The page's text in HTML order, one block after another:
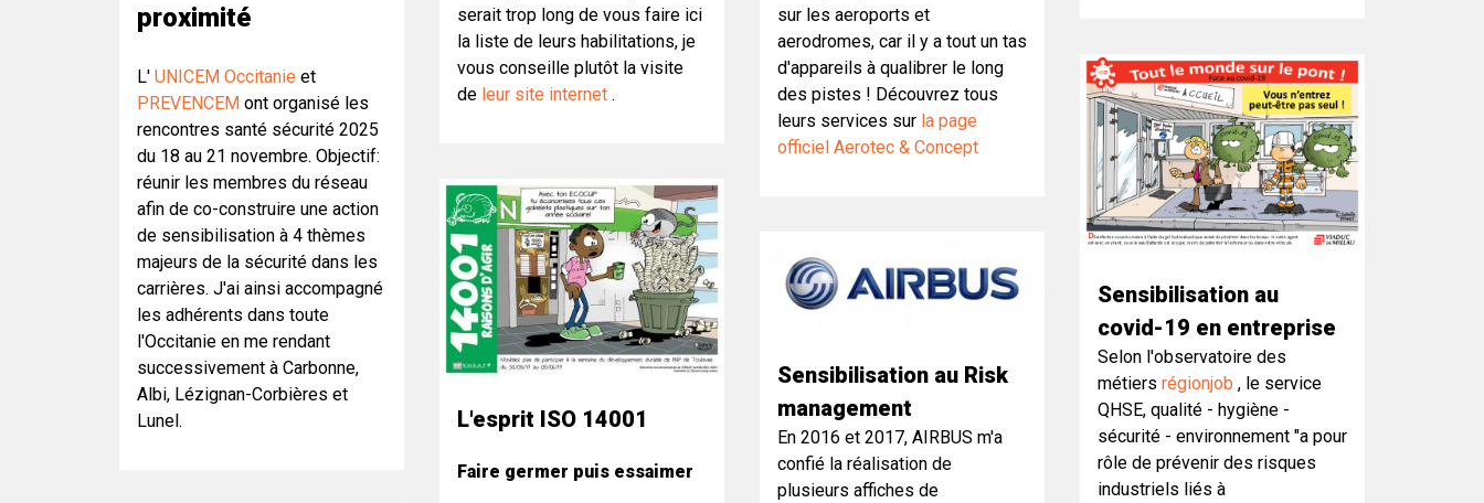
proximité
L' UNICEM Occitanie et
PREVENCEMont organisé les
rencontres santé sécurité 2025
du 18 au 21 novembre. Objectif:
réunir les membres du réseau
afin de co-construire une action
de sensibilisation à 4 thèmes
majeurs de la sécurité dans les
carrières. J'ai ainsi accompagné
les adhérents dans toute
l'Occitanie en me rendant
successivement à Carbonne,
Albi, Lézignan-Corbières et
Lunel.
serait trop long de vous faire ici
la liste de leurs habilitations, je
vous conseille plutôt la visite
de leur site internet.
sur les aeroports et
aerodromes, car il y a tout un tas
d'appareils à qualibrer le long
des pistes ! Découvrez tous
leurs services sur la page
officiel Aerotec & Concept
Sensibilisation au
covid-19 en entreprise
Selon l'observatoire des
métiersrégionjob , le service
QHSE, qualité - hygiène -
sécurité - environnement "a pour
rôle de prévenir des risques
industriels liés à
L'esprit ISO 14001
Faire germer puis essaimer
Sensibilisation au Risk
management
En 2016 et 2017, AIRBUS m'a
confié la réalisation de
plusieurs affiches de